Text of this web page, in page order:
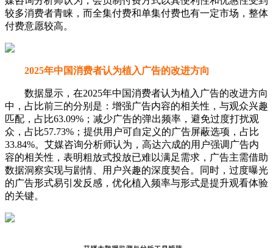
33.84%。艾媒咨询分析师认为，高达六成的用户强调广告内
容的相关性，表明粗放式投放已难以满足需求，广告主需借助
数据洞察实现与剧情、用户兴趣的深度契合。同时，过度曝光
的广告形式易引发反感，优化植入频率与形式是提升观看体验